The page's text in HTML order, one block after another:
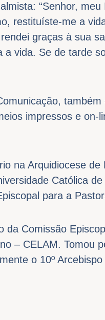
“Senhor,
restituíste-me a
graças à sua
vida. Se de tarde
impressos e on-
na Arquidiocese
Católica
para a
da Comissão
– CELAM. Tomou
o 10º